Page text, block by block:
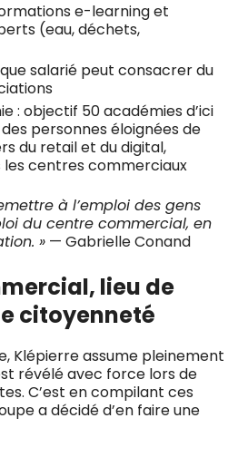
e-learning et
(eau, déchets,
salarié peut consacrer du
: objectif 50 académies d’ici
personnes éloignées de
du retail et du digital,
centres commerciaux
à l’emploi des gens
du centre commercial, en
» — Gabrielle Conand
lieu de
citoyenneté
Klépierre assume pleinement
révélé avec force lors de
C’est en compilant ces
a décidé d’en faire une